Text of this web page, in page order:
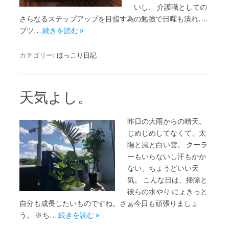
いし、 介護職としての
さらなるステップアップを目指す為の勉強で日曜も潰れ….
ブツ… 続きを読む »
カテゴリー: ほっこり日記
天気よし。
昨日の大雨からの晴天。
じめじめしてなくて、太
陽と風と白い雲。 クーラ
ーもいらないし汗もかか
ない、ちょうどいい天
気。 こんな日は、掃除と
彼らの水やり にょきっと
自分も成長したいものですね。さぁ今日も頑張りましょ
う。 ※ち… 続きを読む »